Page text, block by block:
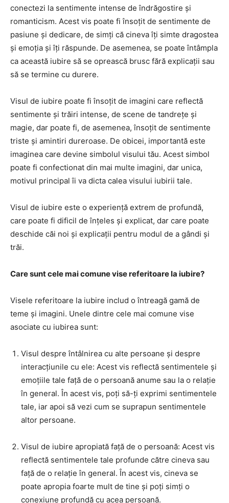
conectezi la sentimente intense de îndrăgostire și
romanticism. Acest vis poate fi însoțit de sentimente de
pasiune și dedicare, de simți că cineva îți simte dragostea
și emoția și îți răspunde. De asemenea, se poate întâmpla
ca această iubire să se oprească brusc fără explicații sau
să se termine cu durere.
Visul de iubire poate fi însoțit de imagini care reflectă
sentimente și trăiri intense, de scene de tandrețe și
magie, dar poate fi, de asemenea, însoțit de sentimente
triste și amintiri dureroase. De obicei, importantă este
imaginea care devine simbolul visului tău. Acest simbol
poate fi confectionat din mai multe imagini, dar unica,
motivul principal îi va dicta calea visului iubirii tale.
Visul de iubire este o experiență extrem de profundă,
care poate fi dificil de înțeles și explicat, dar care poate
deschide căi noi și explicații pentru modul de a gândi și
trăi.
Care sunt cele mai comune vise referitoare la iubire?
Visele referitoare la iubire includ o întreagă gamă de
teme și imagini. Unele dintre cele mai comune vise
asociate cu iubirea sunt:
Visul despre întâlnirea cu alte persoane și despre
interacțiunile cu ele: Acest vis reflectă sentimentele și
emoțiile tale față de o persoană anume sau la o relație
în general. În acest vis, poți să-ți exprimi sentimentele
tale, iar apoi să vezi cum se suprapun sentimentele
altor persoane.
Visul de iubire apropiată față de o persoană: Acest vis
reflectă sentimentele tale profunde către cineva sau
față de o relație în general. În acest vis, cineva se
poate apropia foarte mult de tine și poți simți o
conexiune profundă cu acea persoană.